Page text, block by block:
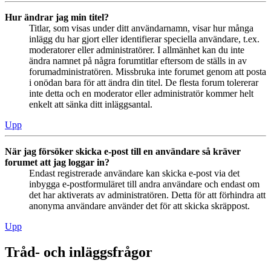
Hur ändrar jag min titel?
Titlar, som visas under ditt användarnamn, visar hur många
inlägg du har gjort eller identifierar speciella användare, t.ex.
moderatorer eller administratörer. I allmänhet kan du inte
ändra namnet på några forumtitlar eftersom de ställs in av
forumadministratören. Missbruka inte forumet genom att posta
i onödan bara för att ändra din titel. De flesta forum tolererar
inte detta och en moderator eller administratör kommer helt
enkelt att sänka ditt inläggsantal.
Upp
När jag försöker skicka e-post till en användare så kräver
forumet att jag loggar in?
Endast registrerade användare kan skicka e-post via det
inbygga e-postformuläret till andra användare och endast om
det har aktiverats av administratören. Detta för att förhindra att
anonyma användare använder det för att skicka skräppost.
Upp
Tråd- och inläggsfrågor